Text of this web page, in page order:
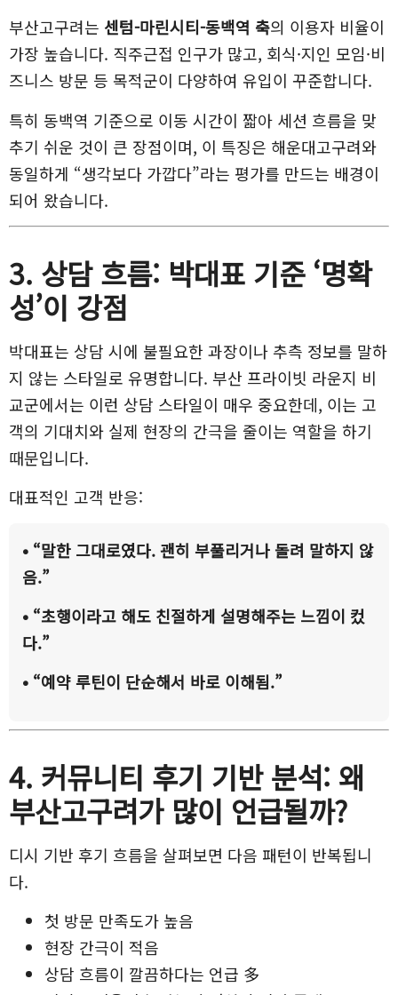
부산고구려는 센텀-마린시티-동백역 축의 이용자 비율이
가장 높습니다. 직주근접 인구가 많고, 회식·지인 모임·비
즈니스 방문 등 목적군이 다양하여 유입이 꾸준합니다.
특히 동백역 기준으로 이동 시간이 짧아 세션 흐름을 맞
추기 쉬운 것이 큰 장점이며, 이 특징은 해운대고구려와
동일하게 “생각보다 가깝다”라는 평가를 만드는 배경이
되어 왔습니다.
3. 상담 흐름: 박대표 기준 ‘명확
성’이 강점
박대표는 상담 시에 불필요한 과장이나 추측 정보를 말하
지 않는 스타일로 유명합니다. 부산 프라이빗 라운지 비
교군에서는 이런 상담 스타일이 매우 중요한데, 이는 고
객의 기대치와 실제 현장의 간극을 줄이는 역할을 하기
때문입니다.
대표적인 고객 반응:
• “말한 그대로였다. 괜히 부풀리거나 돌려 말하지 않
음.”
• “초행이라고 해도 친절하게 설명해주는 느낌이 컸
다.”
• “예약 루틴이 단순해서 바로 이해됨.”
4. 커뮤니티 후기 기반 분석: 왜
부산고구려가 많이 언급될까?
디시 기반 후기 흐름을 살펴보면 다음 패턴이 반복됩니
다.
첫 방문 만족도가 높음
현장 간극이 적음
상담 흐름이 깔끔하다는 언급 多